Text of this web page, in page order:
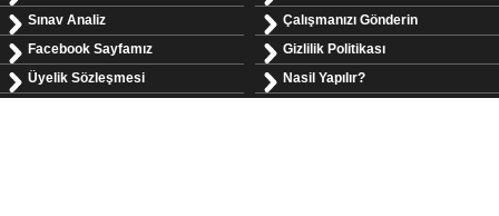
Sınav Analiz
Facebook Sayfamız
Üyelik Sözleşmesi
Çalışmanızı Gönderin
Gizlilik Politikası
Nasil Yapılır?